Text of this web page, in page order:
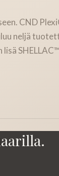
CND
neljä